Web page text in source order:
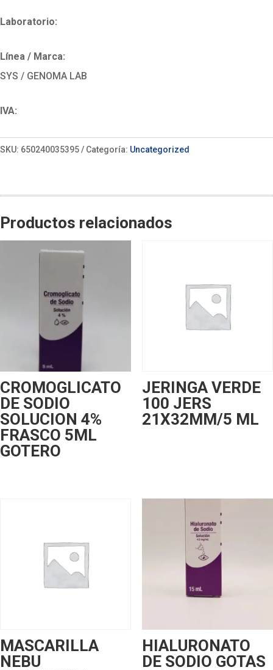
Laboratorio:
Línea / Marca:
SYS / GENOMA LAB
IVA:
SKU: 650240035395 Categoría: Uncategorized
Productos relacionados
CROMOGLICATO
DE SODIO
SOLUCION 4%
FRASCO 5ML
GOTERO
JERINGA VERDE
100 JERS
21X32MM/5 ML
MASCARILLA
NEBU
HIALURONATO
DE SODIO GOTAS